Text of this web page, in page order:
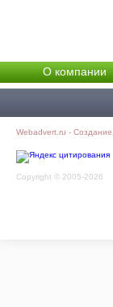
О компании
Webadvert.ru -
Copyright © 2005-2026